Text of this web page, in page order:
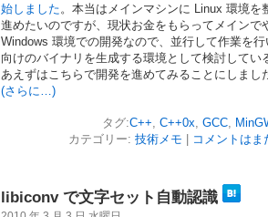
始しました。本当はメインマシンに Linux 環境を
進めたいのですが、現状お金をもらってメインで
Windows 環境での開発なので、並行して作業を
向けのバイナリを生成する環境として検討してい
あえずはこちらで開発を進めてみることにしまし
(さらに…)
タグ:C++, C++0x, GCC,
カテゴリー: 技術メモ コメントはま
libiconv で文字セット自動認識